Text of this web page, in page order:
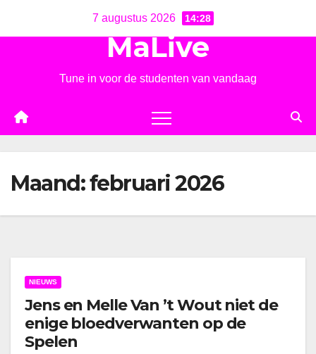
7 augustus 2026 14:28
MaLive
Tune in voor de studenten van vandaag
Maand:februari 2026
NIEUWS
Jens en Melle Van ’t Wout niet de
enige bloedverwanten op de
Spelen